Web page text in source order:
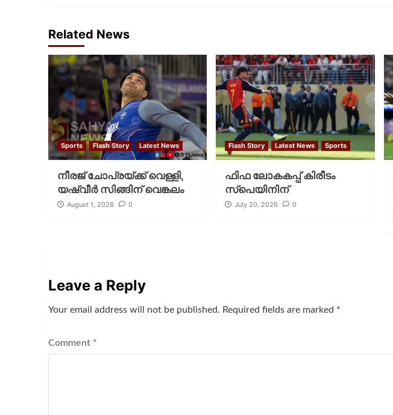
Related News
Sports Flash Story Latest News
നീരജ് ചോപ്രയ്ക്ക് വെള്ളി,
യഷ്‌വീര്‍ സിങ്ങിന് വെങ്കലം
August 1, 2026 0
Flash Story Latest News Sports
ഫിഫ ലോകകപ്പ് കിരീടം
സ്പെയിനിന്
July 20, 2026 0
Leave a Reply
Your email address will not be published. Required fields are marked *
Comment *